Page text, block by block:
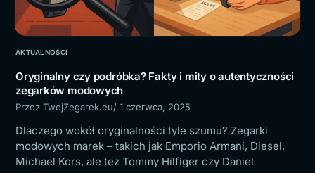
AKTUALNOŚCI
Oryginalny czy podróbka? Fakty i mity o autentyczności
zegarków modowych
Przez TwojZegarek.eu/ 1 czerwca, 2025
Dlaczego wokół oryginalności tyle szumu? Zegarki
modowych marek – takich jak Emporio Armani, Diesel,
Michael Kors, ale też Tommy Hilfiger czy Daniel